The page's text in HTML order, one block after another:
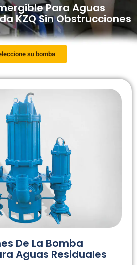
Para Aguas
KZQ Sin Obstrucciones
su bomba
De La Bomba
Aguas Residuales